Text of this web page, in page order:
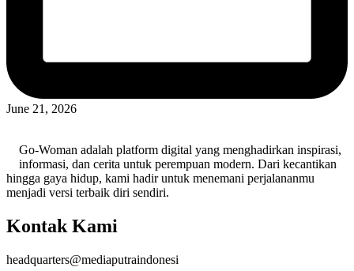
June 21, 2026
Go-Woman adalah platform digital yang menghadirkan inspirasi,
informasi, dan cerita untuk perempuan modern. Dari kecantikan
hingga gaya hidup, kami hadir untuk menemani perjalananmu
menjadi versi terbaik diri sendiri.
Kontak Kami
headquarters@mediaputraindonesi